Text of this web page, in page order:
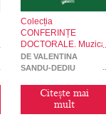
Colecția
CONFERINȚE
DOCTORALE. Muzica
și literatura: două
studii de caz
DE VALENTINA
SANDU-DEDIU
Citește mai
mult